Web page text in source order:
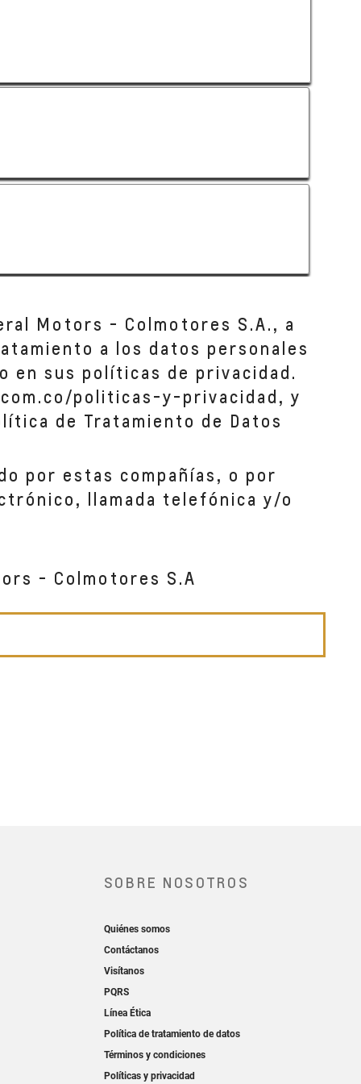
Motors - Colmotores S.A., a
a los datos personales
en sus políticas de privacidad.
politicas-y-privacidad, y
de Tratamiento de Datos
por estas compañías, o por
llamada telefónica y/o
- Colmotores S.A